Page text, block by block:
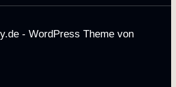
- WordPress Theme von